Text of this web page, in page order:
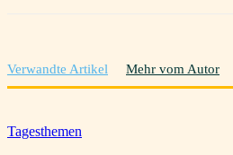
Verwandte Artikel Mehr vom Autor
Tagesthemen